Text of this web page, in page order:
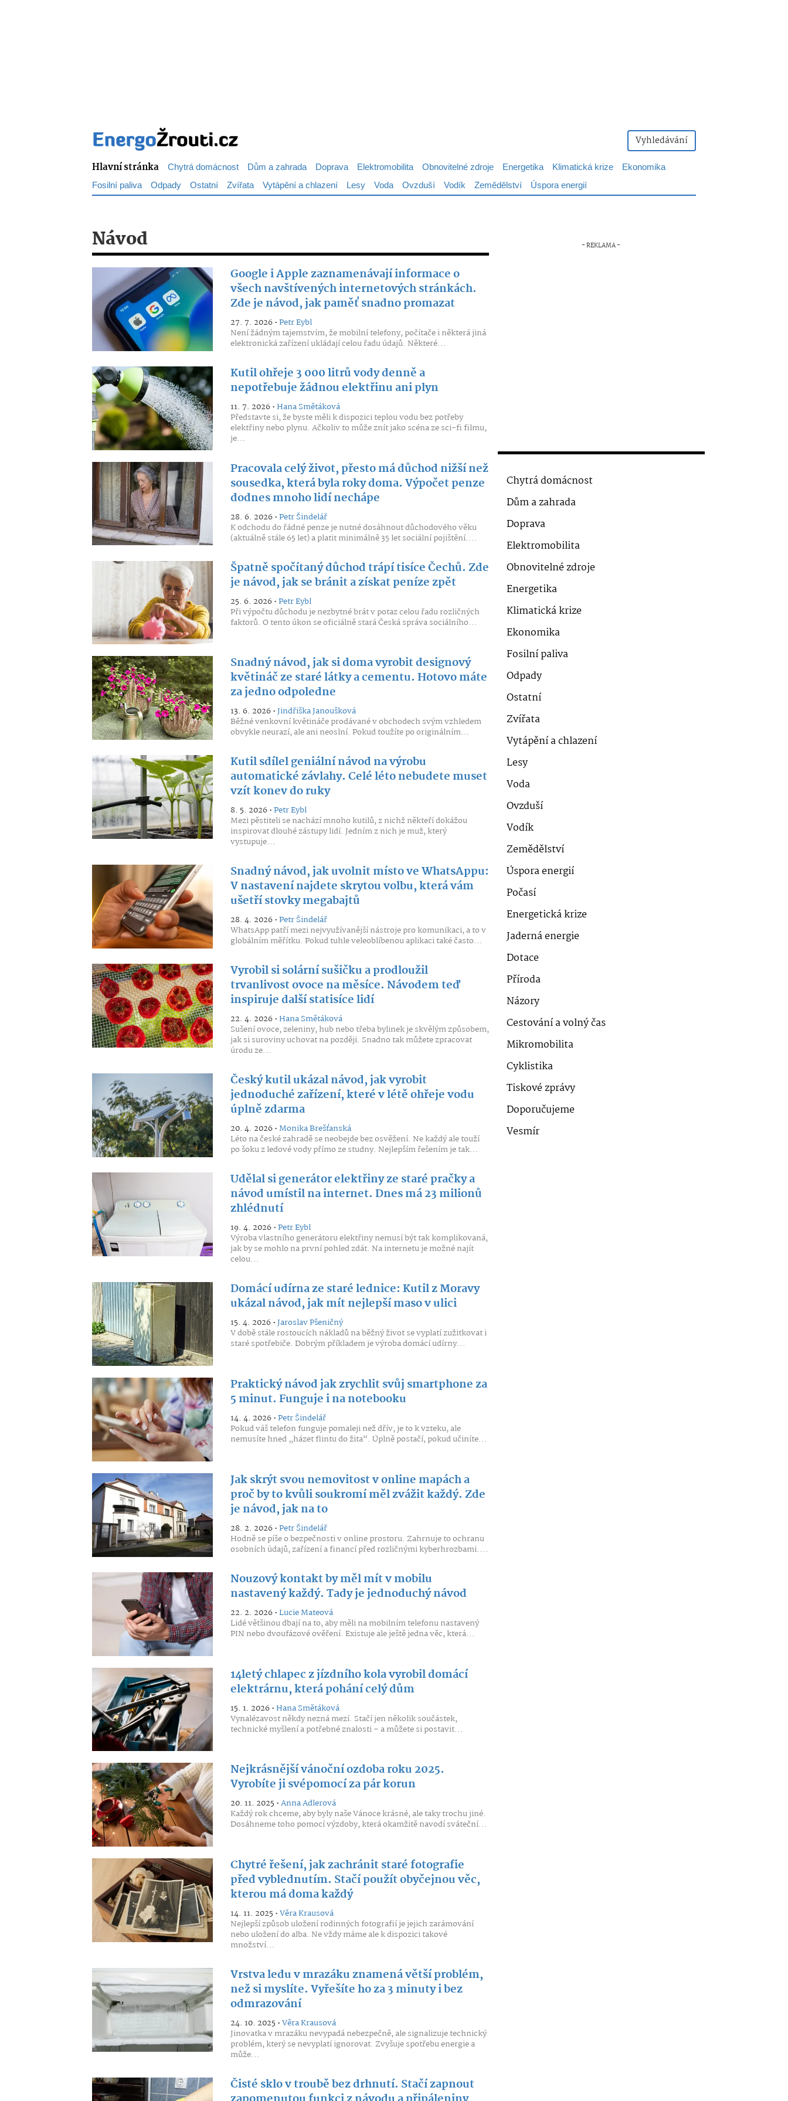
Vyhledávání
Hlavní stránka Chytrá domácnost Dům a zahrada Doprava Elektromobilita Obnovitelné zdroje Energetika Klimatická krize
Ekonomika
Fosilní paliva Odpady Ostatní Zvířata Vytápění a chlazení Lesy Voda Ovzduší Vodík Zemědělství Úspora energií
Návod
Google i Apple zaznamenávají informace o
všech navštívených internetových stránkách.
Zde je návod, jak paměť snadno promazat
27. 7. 2026 •Petr Eybl
Není žádným tajemstvím, že mobilní telefony, počítače i některá jiná
elektronická zařízení ukládají celou řadu údajů. Některé...
Kutil ohřeje 3 000 litrů vody denně a
nepotřebuje žádnou elektřinu ani plyn
11. 7. 2026 •Hana Smětáková
Představte si, že byste měli k dispozici teplou vodu bez potřeby
elektřiny nebo plynu. Ačkoliv to může znít jako scéna ze sci-fi filmu,
je...
Pracovala celý život, přesto má důchod nižší než
sousedka, která byla roky doma. Výpočet penze
dodnes mnoho lidí nechápe
28. 6. 2026 •Petr Šindelář
K odchodu do řádné penze je nutné dosáhnout důchodového věku
(aktuálně stále 65 let) a platit minimálně 35 let sociální pojištění....
Špatně spočítaný důchod trápí tisíce Čechů. Zde
je návod, jak se bránit a získat peníze zpět
25. 6. 2026 •Petr Eybl
Při výpočtu důchodu je nezbytné brát v potaz celou řadu rozličných
faktorů. O tento úkon se oficiálně stará Česká správa sociálního...
Snadný návod, jak si doma vyrobit designový
květináč ze staré látky a cementu. Hotovo máte
za jedno odpoledne
13. 6. 2026 •Jindřiška Janoušková
Běžné venkovní květináče prodávané v obchodech svým vzhledem
obvykle neurazí, ale ani neoslní. Pokud toužíte po originálním...
Kutil sdílel geniální návod na výrobu
automatické závlahy. Celé léto nebudete muset
vzít konev do ruky
8. 5. 2026 •Petr Eybl
Mezi pěstiteli se nachází mnoho kutilů, z nichž někteří dokážou
inspirovat dlouhé zástupy lidí. Jedním z nich je muž, který
vystupuje...
Snadný návod, jak uvolnit místo ve WhatsAppu:
V nastavení najdete skrytou volbu, která vám
ušetří stovky megabajtů
28. 4. 2026 •Petr Šindelář
WhatsApp patří mezi nejvyužívanější nástroje pro komunikaci, a to v
globálním měřítku. Pokud tuhle veleoblíbenou aplikaci také často...
Vyrobil si solární sušičku a prodloužil
trvanlivost ovoce na měsíce. Návodem teď
inspiruje další statisíce lidí
22. 4. 2026 •Hana Smětáková
Sušení ovoce, zeleniny, hub nebo třeba bylinek je skvělým způsobem,
jak si suroviny uchovat na později. Snadno tak můžete zpracovat
úrodu ze...
Český kutil ukázal návod, jak vyrobit
jednoduché zařízení, které v létě ohřeje vodu
úplně zdarma
20. 4. 2026 •Monika Brešťanská
Léto na české zahradě se neobejde bez osvěžení. Ne každý ale touží
po šoku z ledové vody přímo ze studny. Nejlepším řešením je tak...
Udělal si generátor elektřiny ze staré pračky a
návod umístil na internet. Dnes má 23 milionů
zhlédnutí
19. 4. 2026 •Petr Eybl
Výroba vlastního generátoru elektřiny nemusí být tak komplikovaná,
jak by se mohlo na první pohled zdát. Na internetu je možné najít
celou...
Domácí udírna ze staré lednice: Kutil z Moravy
ukázal návod, jak mít nejlepší maso v ulici
15. 4. 2026 •Jaroslav Pšeničný
V době stále rostoucích nákladů na běžný život se vyplatí zužitkovat i
staré spotřebiče. Dobrým příkladem je výroba domácí udírny...
Praktický návod jak zrychlit svůj smartphone za
5 minut. Funguje i na notebooku
14. 4. 2026 •Petr Šindelář
Pokud váš telefon funguje pomaleji než dřív, je to k vzteku, ale
nemusíte hned „házet flintu do žita“. Úplně postačí, pokud učiníte...
Jak skrýt svou nemovitost v online mapách a
proč by to kvůli soukromí měl zvážit každý. Zde
je návod, jak na to
28. 2. 2026 •Petr Šindelář
Hodně se píše o bezpečnosti v online prostoru. Zahrnuje to ochranu
osobních údajů, zařízení a financí před rozličnými kyberhrozbami....
Nouzový kontakt by měl mít v mobilu
nastavený každý. Tady je jednoduchý návod
22. 2. 2026 •Lucie Mateová
Lidé většinou dbají na to, aby měli na mobilním telefonu nastavený
PIN nebo dvoufázové ověření. Existuje ale ještě jedna věc, která...
14letý chlapec z jízdního kola vyrobil domácí
elektrárnu, která pohání celý dům
15. 1. 2026 •Hana Smětáková
Vynalézavost někdy nezná mezí. Stačí jen několik součástek,
technické myšlení a potřebné znalosti – a můžete si postavit...
Nejkrásnější vánoční ozdoba roku 2025.
Vyrobíte ji svépomocí za pár korun
20. 11. 2025 •Anna Adlerová
Každý rok chceme, aby byly naše Vánoce krásné, ale taky trochu jiné.
Dosáhneme toho pomocí výzdoby, která okamžitě navodí sváteční...
Chytré řešení, jak zachránit staré fotografie
před vyblednutím. Stačí použít obyčejnou věc,
kterou má doma každý
14. 11. 2025 •Věra Krausová
Nejlepší způsob uložení rodinných fotografií je jejich zarámování
nebo uložení do alba. Ne vždy máme ale k dispozici takové
množství...
Vrstva ledu v mrazáku znamená větší problém,
než si myslíte. Vyřešíte ho za 3 minuty i bez
odmrazování
24. 10. 2025 •Věra Krausová
Jinovatka v mrazáku nevypadá nebezpečně, ale signalizuje technický
problém, který se nevyplatí ignorovat. Zvyšuje spotřebu energie a
může...
Čisté sklo v troubě bez drhnutí. Stačí zapnout
Chytrá domácnost
Dům a zahrada
Doprava
Elektromobilita
Obnovitelné zdroje
Energetika
Klimatická krize
Ekonomika
Fosilní paliva
Odpady
Ostatní
Zvířata
Vytápění a chlazení
Lesy
Voda
Ovzduší
Vodík
Zemědělství
Úspora energií
Počasí
Energetická krize
Jaderná energie
Dotace
Příroda
Názory
Cestování a volný čas
Mikromobilita
Cyklistika
Tiskové zprávy
Doporučujeme
Vesmír